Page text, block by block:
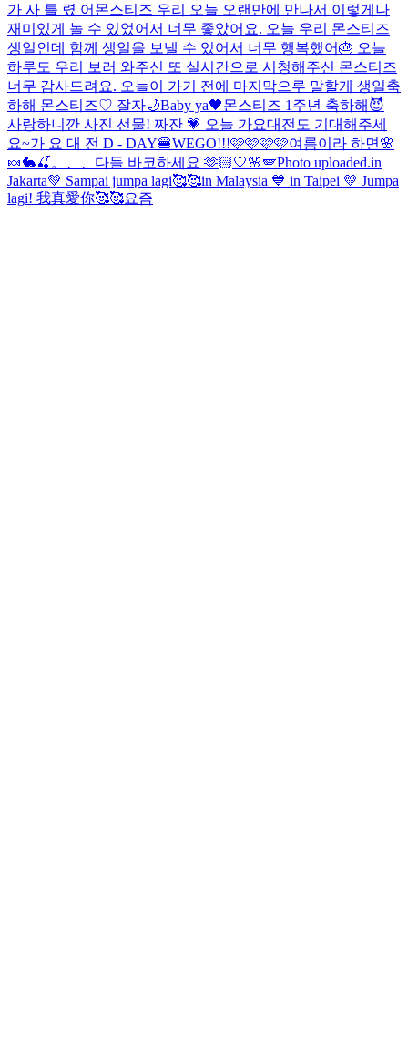
가 사 틀 렸 어 몬스티즈 우리 오늘 오랜만에 만나서 이렇게나
재미있게 놀 수 있었어서 너무 좋았어요. 오늘 우리 몬스티즈
생일인데 함께 생일을 보낼 수 있어서 너무 행복했어🎂 오늘
하루도 우리 보러 와주신 또 실시간으로 시청해주신 몬스티즈
너무 감사드려요. 오늘이 가기 전에 마지막으루 말할게 생일축
하해 몬스티즈♡ 잘자🌙Baby ya🖤몬스티즈 1주년 축하해😈
사랑하니깐 사진 선물! 짜잔 💗 오늘 가요대전도 기대해주세
요~가 요 대 전 D - DAY🍔WEGO!!!🩷🩷🩷🩷여름이라 하면 🌸
🍬🐇🍒。、、 다들 바코하세요 🫶🏻🤍🌸🪽Photo uploaded.in
Jakarta💚 Sampai jumpa lagi🥰🥰in Malaysia 💙 in Taipei 💛 Jumpa
lagi! 我真愛你🥰🥰요즘